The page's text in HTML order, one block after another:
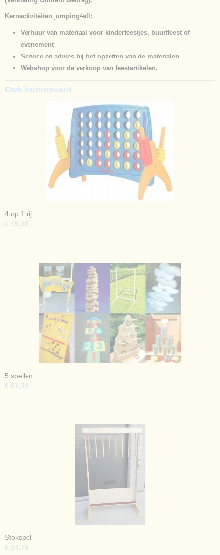
Kernactiviteiten jumping4all:
Verhuur van materiaal voor kinderfeestjes, buurtfeest of
evenement
Service en advies bij het opzetten van de materialen
Webshop voor de verkoop van feestartikelen.
Ook interessant
4 op 1 rij
€ 15,00
5 spellen
€ 67,35
Stokspel
€ 24,79